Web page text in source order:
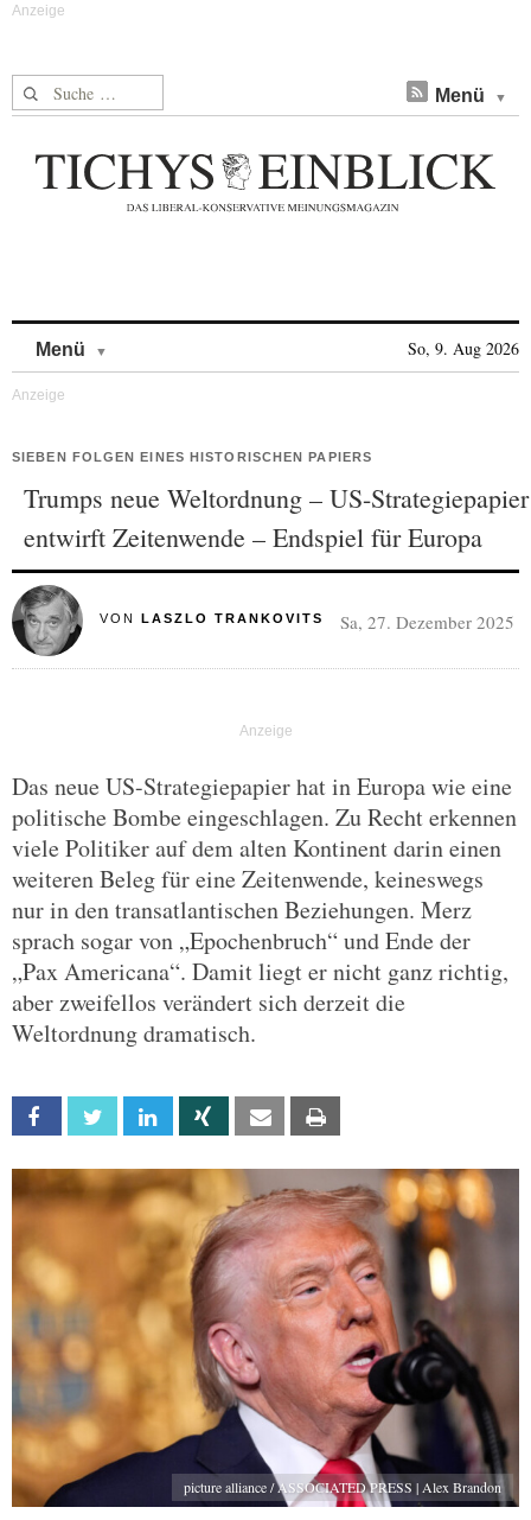
Suche nach: Menü
Menü So, 9. Aug 2026
SIEBEN FOLGEN EINES HISTORISCHEN PAPIERS
Trumps neue Weltordnung – US-Strategiepapier
entwirft Zeitenwende – Endspiel für Europa
VON LASZLO TRANKOVITS Sa, 27. Dezember 2025
Das neue US-Strategiepapier hat in Europa wie eine
politische Bombe eingeschlagen. Zu Recht erkennen
viele Politiker auf dem alten Kontinent darin einen
weiteren Beleg für eine Zeitenwende, keineswegs
nur in den transatlantischen Beziehungen. Merz
sprach sogar von „Epochenbruch“ und Ende der
„Pax Americana“. Damit liegt er nicht ganz richtig,
aber zweifellos verändert sich derzeit die
Weltordnung dramatisch.
Facebook Twitter Linkedin Xing Email
picture alliance / ASSOCIATED PRESS | Alex Brandon